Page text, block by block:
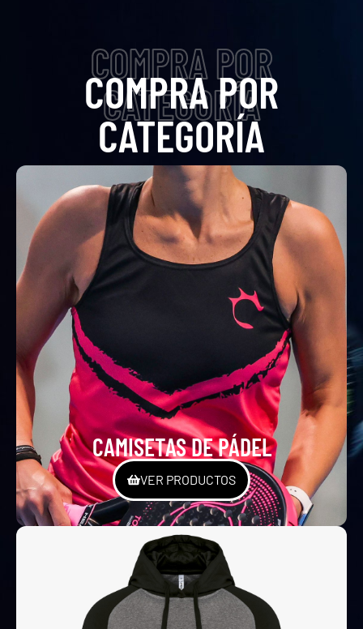
COMPRA POR
CATEGORÍA
COMPRA POR
CATEGORÍA
CAMISETAS DE PÁDEL
VER PRODUCTOS